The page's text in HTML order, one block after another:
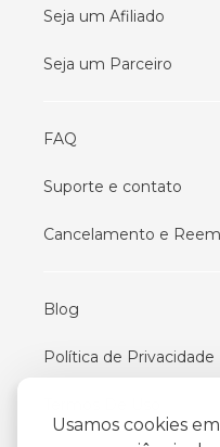
Usamos cookies
Seja um Afiliado
Seja um Parceiro
FAQ
Suporte e contato
Cancelamento e
Blog
Política de Privacidade